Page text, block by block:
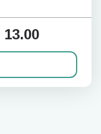
13.00